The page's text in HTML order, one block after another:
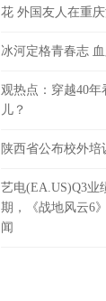
花 外国友人在重
冰河定格青春志
观热点：穿越40年
儿？
陕西省公布校外
艺电(EA.US)Q3业
期，《战地风云6
闻